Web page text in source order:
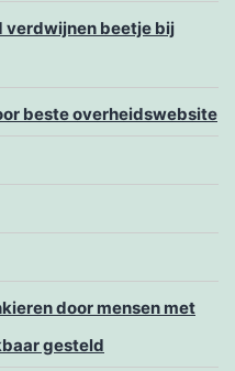
verdwijnen beetje bij
beste overheidswebsite
door mensen met
gesteld